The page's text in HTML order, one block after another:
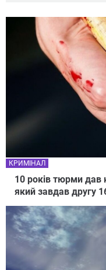
10 років тюрми дав
який завдав другу
КРИМІНАЛ